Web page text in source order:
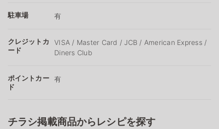
駐車場 有
クレジットカ
ード
VISA / Master Card / JCB / American Express /
Diners Club
ポイントカー
ド
有
チラシ掲載商品からレシピを探す